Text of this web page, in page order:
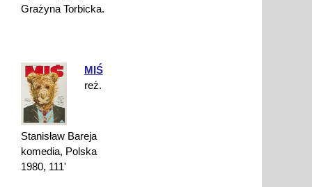
Grażyna Torbicka.
MIŚ
reż.
Stanisław Bareja
komedia, Polska
1980, 111'